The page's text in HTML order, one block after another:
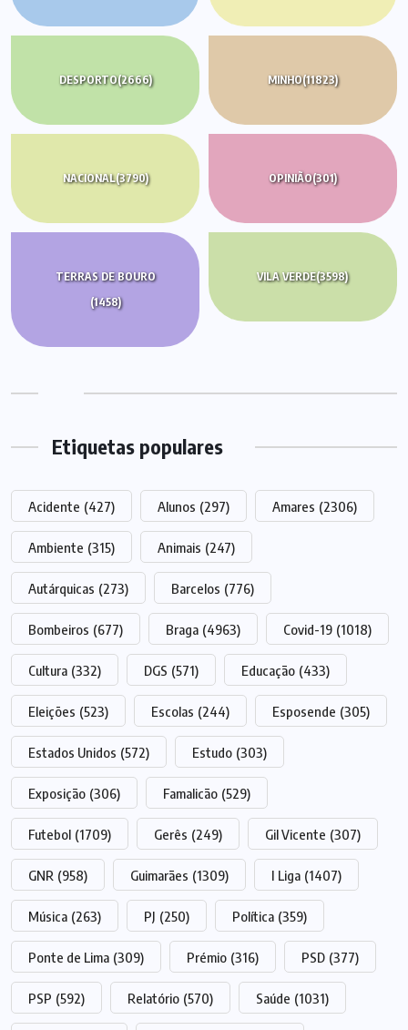
DESPORTO(2666) MINHO(11823)
NACIONAL(3790) OPINIÃO(301)
TERRAS DE BOURO
(1458)
VILA VERDE(3598)
Etiquetas populares
Acidente (427) Alunos (297) Amares (2306)
Ambiente (315) Animais (247)
Autárquicas (273) Barcelos (776)
Bombeiros (677) Braga (4963) Covid-19 (1018)
Cultura (332) DGS (571) Educação (433)
Eleições (523) Escolas (244) Esposende (305)
Estados Unidos (572) Estudo (303)
Exposição (306) Famalicão (529)
Futebol (1709) Gerês (249) Gil Vicente (307)
GNR (958) Guimarães (1309) I Liga (1407)
Música (263) PJ (250) Política (359)
Ponte de Lima (309) Prémio (316) PSD (377)
PSP (592) Relatório (570) Saúde (1031)